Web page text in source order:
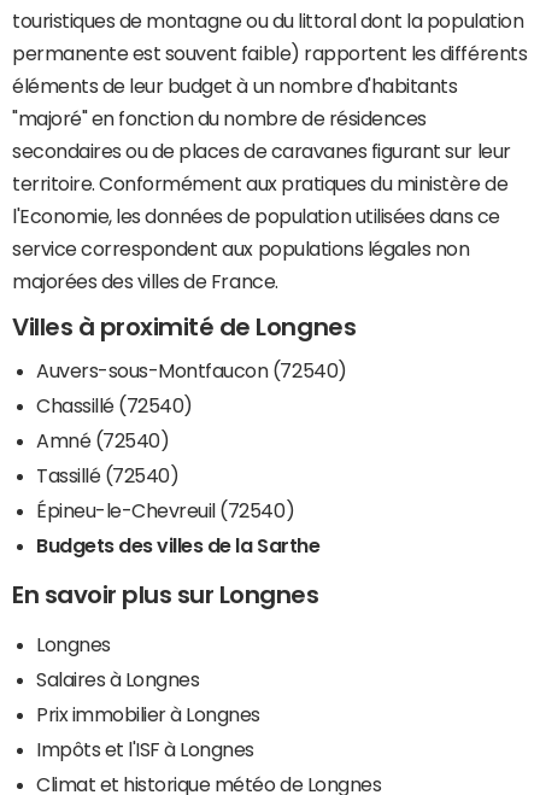
touristiques de montagne ou du littoral dont la population
permanente est souvent faible) rapportent les différents
éléments de leur budget à un nombre d'habitants
"majoré" en fonction du nombre de résidences
secondaires ou de places de caravanes figurant sur leur
territoire. Conformément aux pratiques du ministère de
l'Economie, les données de population utilisées dans ce
service correspondent aux populations légales non
majorées des villes de France.
Villes à proximité de Longnes
Auvers-sous-Montfaucon (72540)
Chassillé (72540)
Amné (72540)
Tassillé (72540)
Épineu-le-Chevreuil (72540)
Budgets des villes de la Sarthe
En savoir plus sur Longnes
Longnes
Salaires à Longnes
Prix immobilier à Longnes
Impôts et l'ISF à Longnes
Climat et historique météo de Longnes